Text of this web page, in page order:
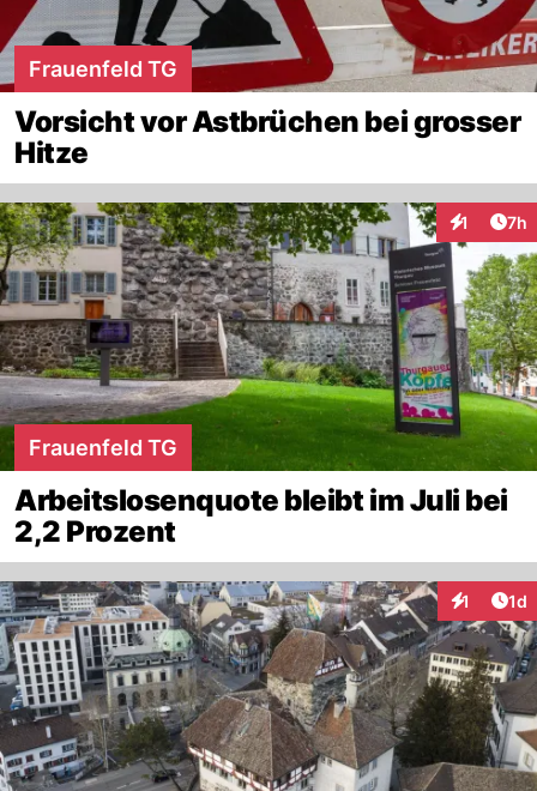
Frauenfeld TG
Vorsicht vor Astbrüchen bei grosser
Hitze
1 7h
Frauenfeld TG
Arbeitslosenquote bleibt im Juli bei
2,2 Prozent
1 1d